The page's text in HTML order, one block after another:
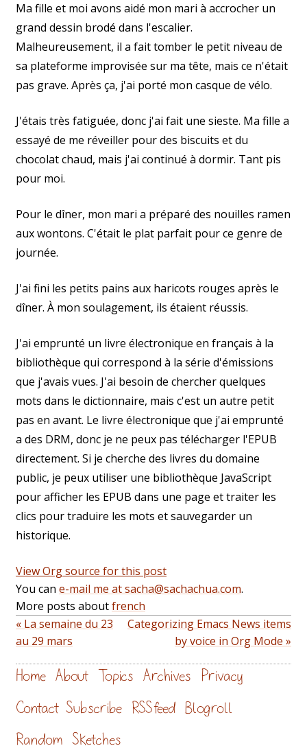
Ma fille et moi avons aidé mon mari à accrocher un
grand dessin brodé dans l'escalier.
Malheureusement, il a fait tomber le petit niveau de
sa plateforme improvisée sur ma tête, mais ce n'était
pas grave. Après ça, j'ai porté mon casque de vélo.
J'étais très fatiguée, donc j'ai fait une sieste. Ma fille a
essayé de me réveiller pour des biscuits et du
chocolat chaud, mais j'ai continué à dormir. Tant pis
pour moi.
Pour le dîner, mon mari a préparé des nouilles ramen
aux wontons. C'était le plat parfait pour ce genre de
journée.
J'ai fini les petits pains aux haricots rouges après le
dîner. À mon soulagement, ils étaient réussis.
J'ai emprunté un livre électronique en français à la
bibliothèque qui correspond à la série d'émissions
que j'avais vues. J'ai besoin de chercher quelques
mots dans le dictionnaire, mais c'est un autre petit
pas en avant. Le livre électronique que j'ai emprunté
a des DRM, donc je ne peux pas télécharger l'EPUB
directement. Si je cherche des livres du domaine
public, je peux utiliser une bibliothèque JavaScript
pour afficher les EPUB dans une page et traiter les
clics pour traduire les mots et sauvegarder un
historique.
View Org source for this post
You can e-mail me at sacha@sachachua.com.
More posts aboutfrench
« La semaine du 23
au 29 mars
Categorizing Emacs News items
by voice in Org Mode »
Home About Topics Archives Privacy
Contact Subscribe RSS feed Blogroll
Random Sketches